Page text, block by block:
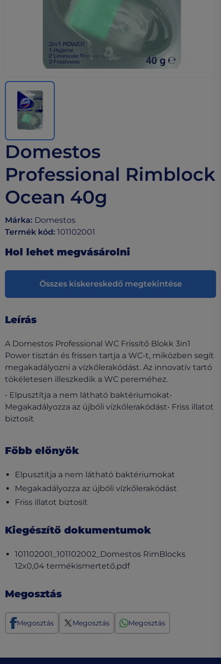
Domestos
Professional Rimblock
Ocean 40g
Márka: Domestos
Termék kód: 101102001
Hol lehet megvásárolni
Összes kiskereskedő megtekintése
Leírás
A Domestos Professional WC Frissítő Blokk 3in1
Power tisztán és frissen tartja a WC-t, miközben segít
megakadályozni a vízkőlerakódást. Az innovatív tartó
tökéletesen illeszkedik a WC pereméhez.
• Elpusztítja a nem látható baktériumokat•
Megakadályozza az újbóli vízkőlerakódást• Friss illatot
biztosít
Főbb előnyök
Elpusztítja a nem látható baktériumokat
Megakadályozza az újbóli vízkőlerakódást
Friss illatot biztosít
Kiegészítő dokumentumok
101102001_101102002_Domestos RimBlocks
12x0,04 termékismertető.pdf(opens in a new tab)
Megosztás
Megosztás Megosztás Megosztás